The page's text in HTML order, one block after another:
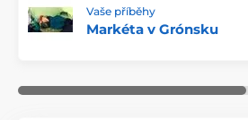
Vaše příběhy
Markéta v Grónsku